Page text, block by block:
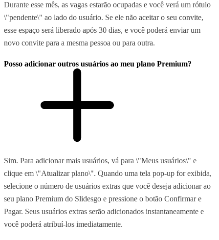
Durante esse mês, as vagas estarão ocupadas e você verá um rótulo
\"pendente\" ao lado do usuário. Se ele não aceitar o seu convite,
esse espaço será liberado após 30 dias, e você poderá enviar um
novo convite para a mesma pessoa ou para outra.
Posso adicionar outros usuários ao meu plano Premium?
Sim. Para adicionar mais usuários, vá para \"Meus usuários\" e
clique em \"Atualizar plano\". Quando uma tela pop-up for exibida,
selecione o número de usuários extras que você deseja adicionar ao
seu plano Premium do Slidesgo e pressione o botão Confirmar e
Pagar. Seus usuários extras serão adicionados instantaneamente e
você poderá atribuí-los imediatamente.